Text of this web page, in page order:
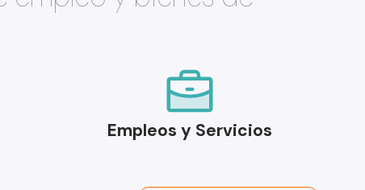
Empleos y Servicios